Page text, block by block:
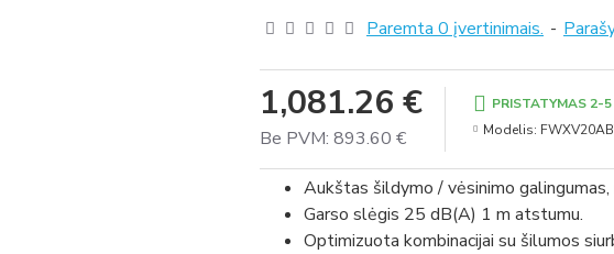
Paremta 0 įvertinimais. -
1,081.26 €
Be PVM: 893.60 €
PRISTATYMAS 2-
Modelis:
Aukštas šildymo / vėsinimo
Garso slėgis 25 dB(A) 1 m atstumu.
Optimizuota kombinacijai su šilumos